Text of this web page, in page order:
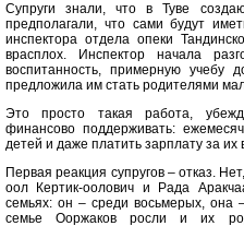
Супруги знали, что в Туве
предполагали, что сами будут
инспектора отдела опеки
врасплох. Инспектор начала
воспитанность, примерную учебу
предложила им стать родителями
Это просто такая работа,
финансово поддерживать:
детей и даже платить зарплату за их
Первая реакция супругов – отказ.
оол Кертик-оолович и Рада
семьях: он – среди восьмерых, она
семье Ооржаков росли и их